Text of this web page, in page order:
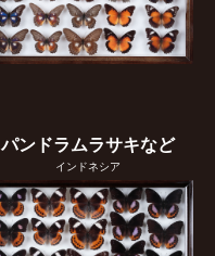
パンドラムラサキなど
インドネシア